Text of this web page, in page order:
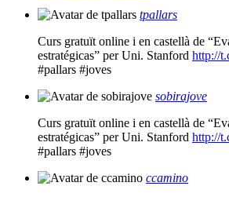
tpallars
Curs gratuït online i en castellà de
estratégicas” per Uni. Stanford http://
#pallars #joves
sobirajove
Curs gratuït online i en castellà de
estratégicas” per Uni. Stanford http://
#pallars #joves
ccamino